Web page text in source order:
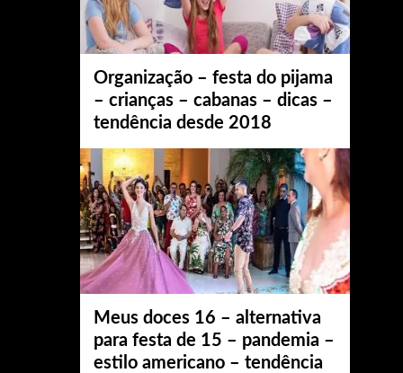
Organização – festa do pijama
– crianças – cabanas – dicas –
tendência desde 2018
Meus doces 16 – alternativa
para festa de 15 – pandemia –
estilo americano – tendência